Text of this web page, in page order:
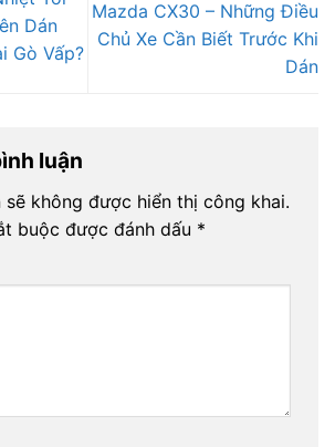
Dán
Gò Vấp?
Mazda CX30 – Những Điều
Chủ Xe Cần Biết Trước Khi
Dán
luận
sẽ không được hiển thị công khai.
buộc được đánh dấu *